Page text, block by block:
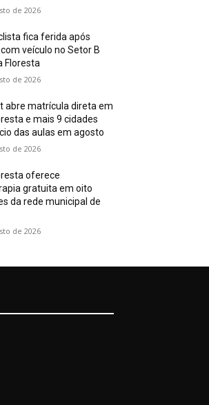
de 2026
fica ferida após
veículo no Setor B
Floresta
de 2026
abre matrícula direta em
e mais 9 cidades
das aulas em agosto
de 2026
oferece
gratuita em oito
da rede municipal de
de 2026